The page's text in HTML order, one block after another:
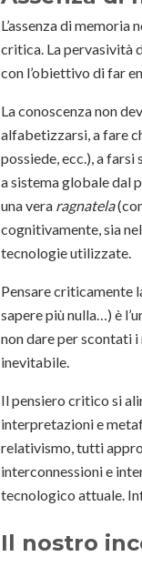
L’assenza di
critica. La pervasività
con l’obiettivo di far
La conoscenza non
alfabetizzarsi, a fare
possiede, ecc.), a
a sistema globale dal
una vera ragnatela
cognitivamente, sia
tecnologie utilizzate.
Pensare criticamente
sapere più nulla…) è
non dare per scontati
inevitabile.
Il pensiero critico si
interpretazioni e
relativismo, tutti
interconnessioni e
tecnologico attuale.
Il nostro